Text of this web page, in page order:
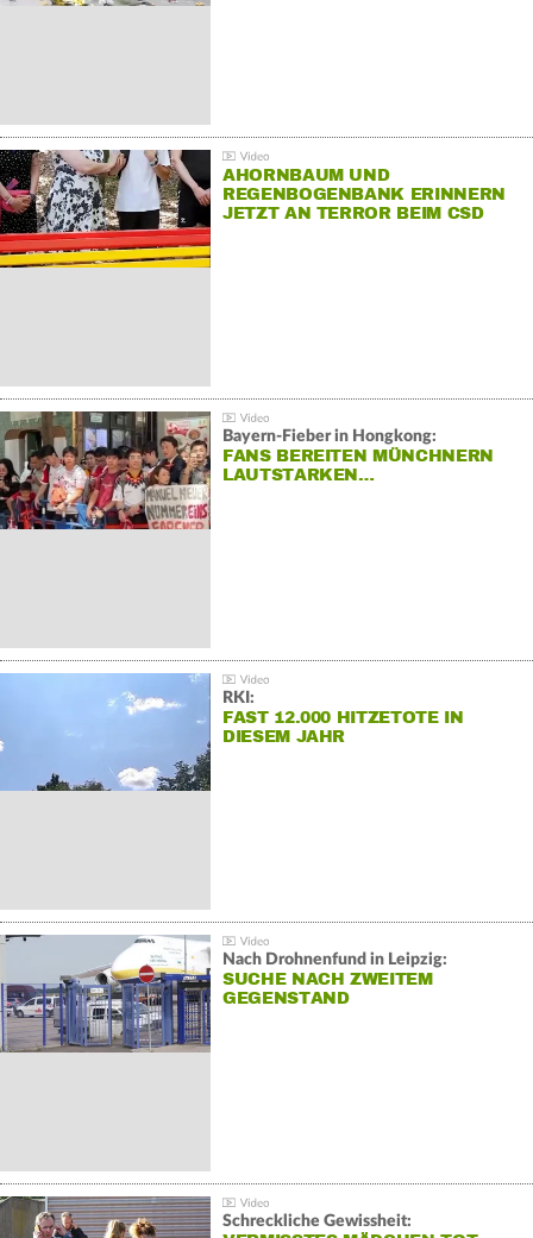
AHORNBAUM UND
REGENBOGENBANK ERINNERN
JETZT AN TERROR BEIM CSD
Bayern-Fieber in Hongkong:
FANS BEREITEN MÜNCHNERN
LAUTSTARKEN…
RKI:
FAST 12.000 HITZETOTE IN
DIESEM JAHR
Nach Drohnenfund in Leipzig:
SUCHE NACH ZWEITEM
GEGENSTAND
Schreckliche Gewissheit: